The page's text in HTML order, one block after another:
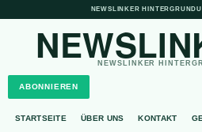
NEWSLINKER
NEWSLINKER
ABONNIEREN
STARTSEITE ÜBER UNS KONTAKT